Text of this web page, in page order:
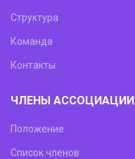
Структура
Команда
Контакты
ЧЛЕНЫ АССОЦИАЦИИ
Положение
Список членов